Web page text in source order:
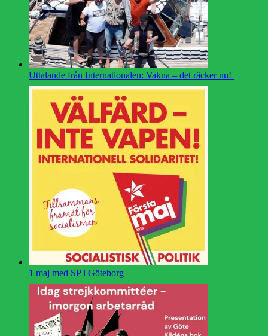
Uttalande från Internationalen: Vakna – det räcker nu!
1 maj med SP i Göteborg